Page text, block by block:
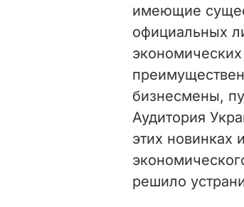
имеющие
официальных
бизнесмены,
Аудитория
этих новинках
решило